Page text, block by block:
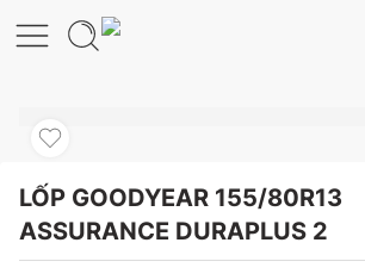
LỐP GOODYEAR 155/80R13
ASSURANCE DURAPLUS 2